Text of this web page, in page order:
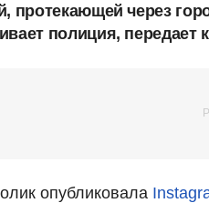
протекающей через
полиция, передает
опубликовала